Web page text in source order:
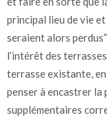
principal lieu de vie
seraient alors
l’intérêt des
terrasse existante, en
penser à encastrer la
supplémentaires